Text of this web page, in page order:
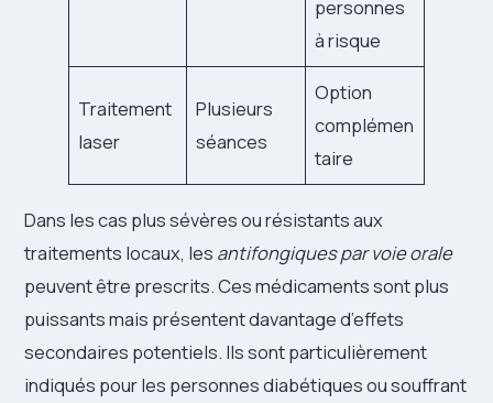
personnes
à risque
Traitement
laser
Plusieurs
séances
Option
complémen
taire
Dans les cas plus sévères ou résistants aux
traitements locaux, les antifongiques par voie orale
peuvent être prescrits. Ces médicaments sont plus
puissants mais présentent davantage d’effets
secondaires potentiels. Ils sont particulièrement
indiqués pour les personnes diabétiques ou souffrant